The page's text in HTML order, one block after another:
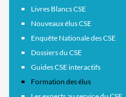
Livres Blancs CSE
Nouveaux élus CSE
Enquête Nationale des CSE
Dossiers du CSE
Guides CSE interactifs
Formation des élus